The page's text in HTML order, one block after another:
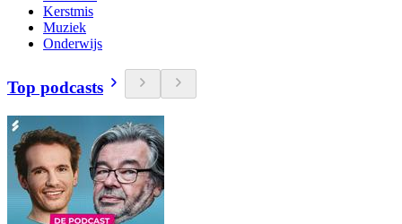
Kerstmis
Muziek
Onderwijs
Top podcasts